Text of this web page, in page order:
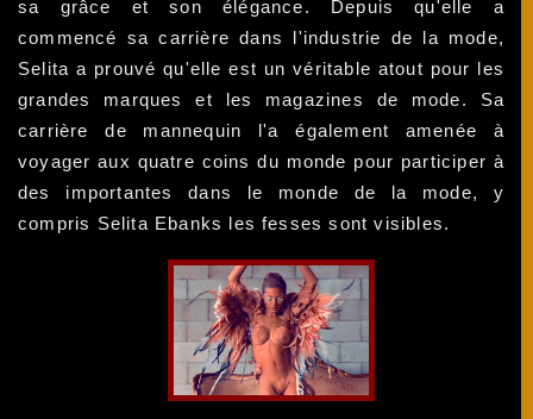
sa grâce et son élégance. Depuis qu'elle a
commencé sa carrière dans l'industrie de la mode,
Selita a prouvé qu'elle est un véritable atout pour les
grandes marques et les magazines de mode. Sa
carrière de mannequin l'a également amenée à
voyager aux quatre coins du monde pour participer à
des importantes dans le monde de la mode, y
compris Selita Ebanks les fesses sont visibles.